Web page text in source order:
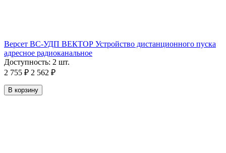
Версет ВС-УДП ВЕКТОР Устройство дистанционного пуска
адресное радиоканальное
Доступность: 2 шт.
2 755 ₽ 2 562 ₽
В корзину